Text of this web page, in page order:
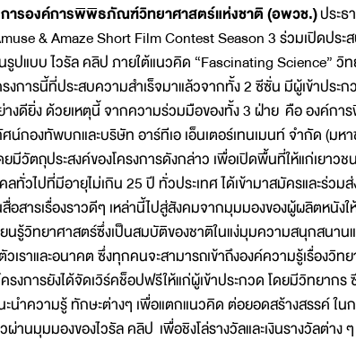
องค์การพิพิธภัณฑ์วิทยาศาสตร์แห่งชาติ (อพวช.)ประธ
& Amaze Short Film Contest Season 3 ร่วมเปิดปร
แบบ ไวรัล คลิป ภายใต้แนวคิด “Fascinating Science” วิ
การนี้ที่ประสบความสำเร็จมาแล้วจากทั้ง 2 ซีซั่น มีผู้เข้าประก
างดียิ่ง ด้วยเหตุนี้ จากความร่วมมือของทั้ง 3 ฝ่าย คือ องค์ก
กองทัพบกและบริษัท อาร์ทีเอ เอ็นเตอร์เทนเมนท์ จำกัด (มห
มีวัตถุประสงค์ของโครงการดังกล่าว เพื่อเปิดพื้นที่ให้แก่เยาวช
วไปที่มีอายุไม่เกิน 25 ปี ทั่วประเทศ ได้เข้ามาสมัครและร่วม
อสารเรื่องราวดีๆ เหล่านี้ไปสู่สังคมจากมุมมองของผู้ผลิตหนั
นรู้วิทยาศาสตร์ซึ่งเป็นสมบัติของชาติในแง่มุมความสนุกสนาน
ราและอนาคต ซึ่งทุกคนจะสามารถเข้าถึงองค์ความรู้เรื่องวิท
งการยังได้จัดเวิร์คช็อปฟรีให้แก่ผู้เข้าประกวด โดยมีวิทยากร
ะนำความรู้ ทักษะต่างๆ เพื่อแตกแนวคิด ต่อยอดสร้างสรรค์ ใ
านมุมมองของไวรัล คลิป เพื่อชิงโล่รางวัลและเงินรางวัลต่าง